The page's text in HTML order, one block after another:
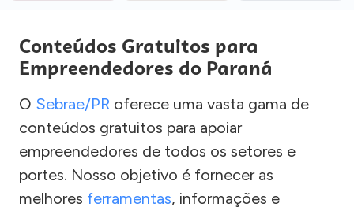
Conteúdos Gratuitos para
Empreendedores do Paraná
O Sebrae/PR oferece uma vasta gama de
conteúdos gratuitos para apoiar
empreendedores de todos os setores e
portes. Nosso objetivo é fornecer as
melhores ferramentas, informações e